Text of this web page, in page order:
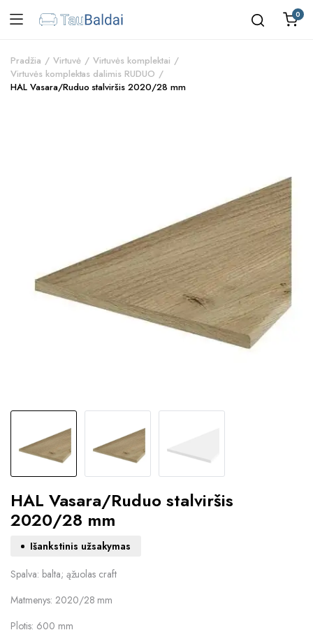
0
Pradžia Virtuvė
Virtuvės komplektai
Virtuvės komplektas dalimis RUDUO
HAL Vasara/Ruduo stalviršis 2020/28 mm
HAL Vasara/Ruduo stalviršis
2020/28 mm
Išankstinis užsakymas
Spalva: balta; ąžuolas craft
Matmenys: 2020/28 mm
Plotis: 600 mm